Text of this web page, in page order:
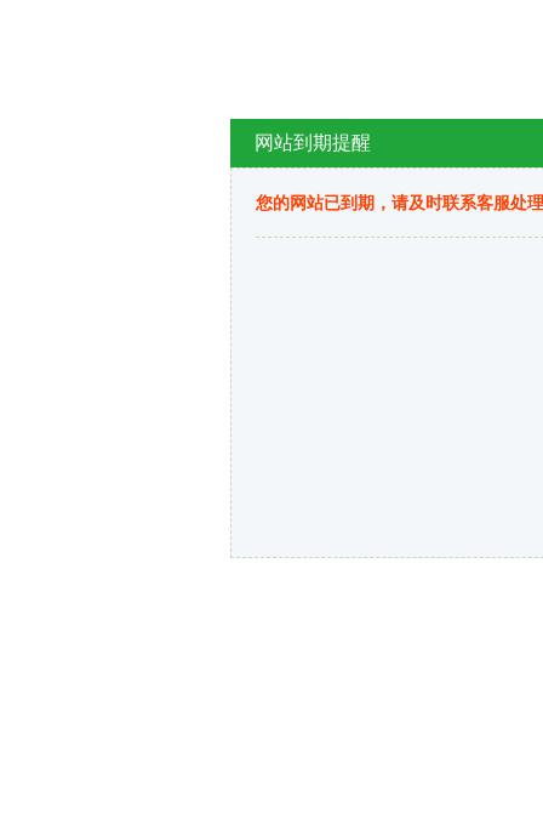
网站到期提醒
您的网站已到期，请及时联系客服处理